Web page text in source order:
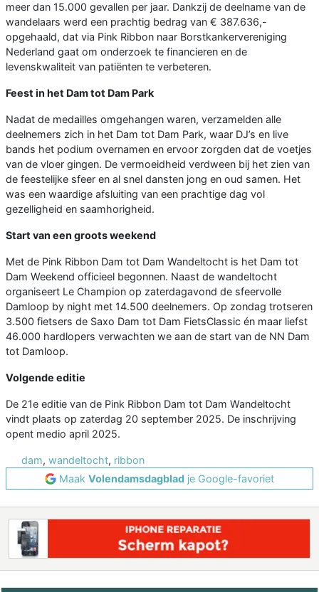
meer dan 15.000 gevallen per jaar. Dankzij de deelname van de
wandelaars werd een prachtig bedrag van € 387.636,-
opgehaald, dat via Pink Ribbon naar Borstkankervereniging
Nederland gaat om onderzoek te financieren en de
levenskwaliteit van patiënten te verbeteren.
Feest in het Dam tot Dam Park
Nadat de medailles omgehangen waren, verzamelden alle
deelnemers zich in het Dam tot Dam Park, waar DJ’s en live
bands het podium overnamen en ervoor zorgden dat de voetjes
van de vloer gingen. De vermoeidheid verdween bij het zien van
de feestelijke sfeer en al snel dansten jong en oud samen. Het
was een waardige afsluiting van een prachtige dag vol
gezelligheid en saamhorigheid.
Start van een groots weekend
Met de Pink Ribbon Dam tot Dam Wandeltocht is het Dam tot
Dam Weekend officieel begonnen. Naast de wandeltocht
organiseert Le Champion op zaterdagavond de sfeervolle
Damloop by night met 14.500 deelnemers. Op zondag trotseren
3.500 fietsers de Saxo Dam tot Dam FietsClassic én maar liefst
46.000 hardlopers verwachten we aan de start van de NN Dam
tot Damloop.
Volgende editie
De 21e editie van de Pink Ribbon Dam tot Dam Wandeltocht
vindt plaats op zaterdag 20 september 2025. De inschrijving
opent medio april 2025.
dam, wandeltocht, ribbon
Maak Volendamsdagblad je Google-favoriet